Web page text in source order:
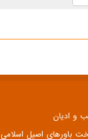
و ادیان
باورهای اصیل اسلامی